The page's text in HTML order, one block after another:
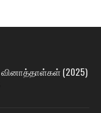
(2025)